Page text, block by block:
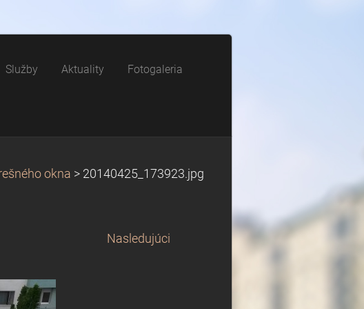
Služby Aktuality Fotogaleria
okna > 20140425_173923.jpg
Nasledujúci